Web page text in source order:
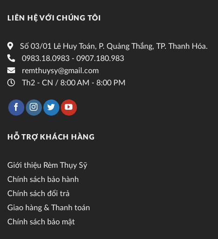
LIÊN HỆ VỚI CHÚNG TÔI
Số 03/01 Lê Huy Toán, P. Quảng Thắng, TP. Thanh Hóa.
0983.18.0983 - 0907.180.983
remthuysy@gmail.com
Th2 - CN / 8:00 AM - 8:00 PM
HỖ TRỢ KHÁCH HÀNG
Giới thiệu Rèm Thụy Sỹ
Chính sách bảo hành
Chính sách đổi trả
Giao hàng & Thanh toán
Chính sách bảo mật